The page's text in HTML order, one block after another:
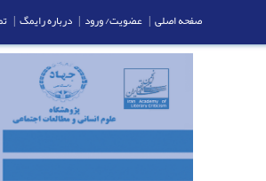
صفحه اصلی | عضویت/ ورود | درباره رایمگ |